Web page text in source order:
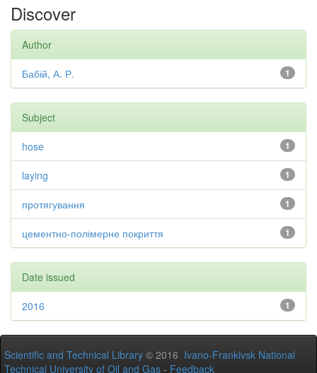
Discover
Author
1
Бабій, А. Р.
Subject
1
hose
1
laying
1
протягування
1
цементно-полімерне покриття
Date issued
1
2016
Scientific and Technical Library © 2016 Ivano-Frankivsk National
Technical University of Oil and Gas - Feedback